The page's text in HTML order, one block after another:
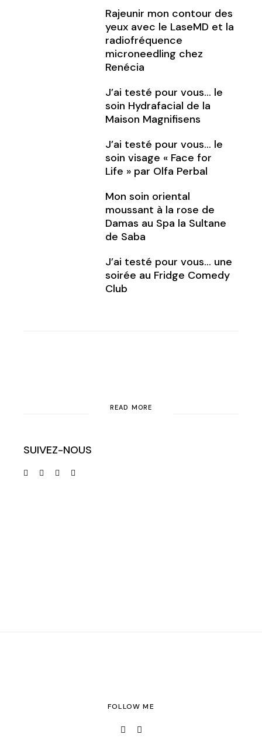
Rajeunir mon contour des
yeux avec le LaseMD et la
radiofréquence
microneedling chez
Renécia
J’ai testé pour vous… le
soin Hydrafacial de la
Maison Magnifisens
J’ai testé pour vous… le
soin visage « Face for
Life » par Olfa Perbal
Mon soin oriental
moussant à la rose de
Damas au Spa la Sultane
de Saba
J’ai testé pour vous… une
soirée au Fridge Comedy
Club
READ MORE
SUIVEZ-NOUS
FOLLOW ME